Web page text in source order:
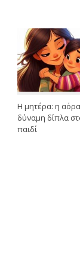
Η μητέρα: η
δύναμη δίπλα
παιδί